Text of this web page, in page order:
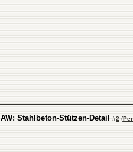
AW: Stahlbeton-Stützen-Detail #2 (